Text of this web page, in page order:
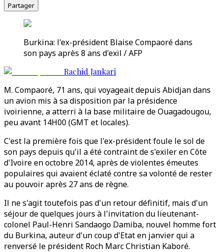
Partager
Burkina: l'ex-président Blaise Compaoré dans
son pays après 8 ans d'exil / AFP
Rachid Jankari
M. Compaoré, 71 ans, qui voyageait depuis Abidjan dans
un avion mis à sa disposition par la présidence
ivoirienne, a atterri à la base militaire de Ouagadougou,
peu avant 14H00 (GMT et locales).
C'est la première fois que l'ex-président foule le sol de
son pays depuis qu'il a été contraint de s'exiler en Côte
d'Ivoire en octobre 2014, après de violentes émeutes
populaires qui avaient éclaté contre sa volonté de rester
au pouvoir après 27 ans de règne.
Il ne s'agit toutefois pas d'un retour définitif, mais d'un
séjour de quelques jours à l'invitation du lieutenant-
colonel Paul-Henri Sandaogo Damiba, nouvel homme fort
du Burkina, auteur d'un coup d'Etat en janvier qui a
renversé le président Roch Marc Christian Kaboré.